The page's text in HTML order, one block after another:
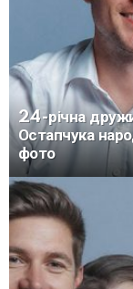
24-річна
Остапчука
фото